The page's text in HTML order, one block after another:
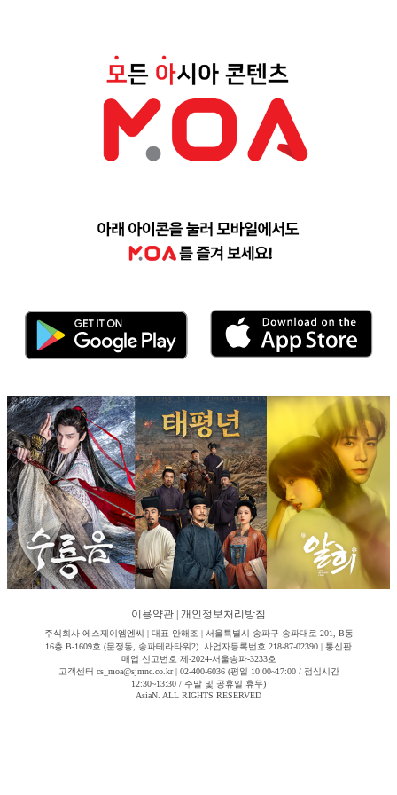
이용약관 개인정보처리방침
주식회사 에스제이엠엔씨 | 대표 안해조 | 서울특별시 송파구 송파대로 201, B동
16층 B-1609호 (문정동, 송파테라타워2) 사업자등록번호 218-87-02390 | 통신판
매업 신고번호 제-2024-서울송파-3233호
고객센터 cs_moa@sjmnc.co.kr | 02-400-6036 (평일 10:00~17:00 / 점심시간
12:30~13:30 / 주말 및 공휴일 휴무)
AsiaN. ALL RIGHTS RESERVED